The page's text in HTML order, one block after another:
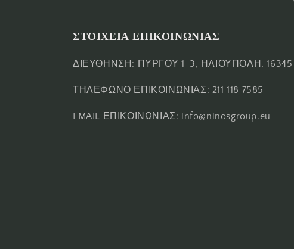
ΣΤΟΙΧΕΙΑ ΕΠΙΚΟΙΝΩΝΙΑΣ
ΔΙΕΥΘΗΝΣΗ: ΠΥΡΓΟΥ 1-3, ΗΛΙΟΥΠΟΛΗ, 16345
ΤΗΛΕΦΩΝΟ ΕΠΙΚΟΙΝΩΝΙΑΣ: 211 118 7585
EMAIL ΕΠΙΚΟΙΝΩΝΙΑΣ: info@ninosgroup.eu